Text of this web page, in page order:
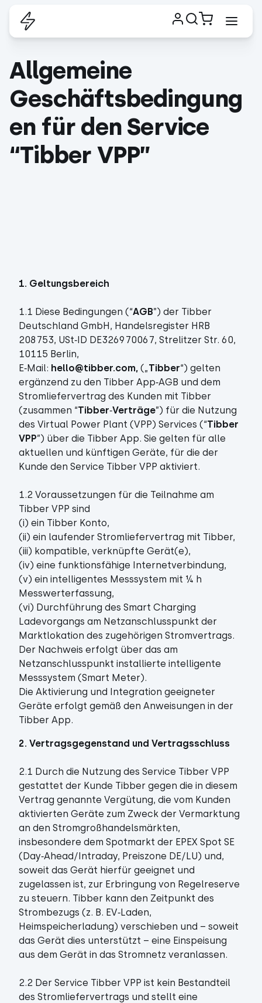
Allgemeine
Geschäftsbedingung
en für den Service
“Tibber VPP”
1. Geltungsbereich
1.1 Diese Bedingungen (“AGB”) der Tibber
Deutschland GmbH, Handelsregister HRB
208753, USt‑ID DE326970067, Strelitzer Str. 60,
10115 Berlin,
E‑Mail: hello@tibber.com, („Tibber“) gelten
ergänzend zu den Tibber App‑AGB und dem
Stromliefervertrag des Kunden mit Tibber
(zusammen “Tibber‑Verträge”) für die Nutzung
des Virtual Power Plant (VPP) Services (“Tibber
VPP”) über die Tibber App. Sie gelten für alle
aktuellen und künftigen Geräte, für die der
Kunde den Service Tibber VPP aktiviert.
1.2 Voraussetzungen für die Teilnahme am
Tibber VPP sind
(i) ein Tibber Konto,
(ii) ein laufender Stromliefervertrag mit Tibber,
(iii) kompatible, verknüpfte Gerät(e),
(iv) eine funktionsfähige Internetverbindung,
(v) ein intelligentes Messsystem mit ¼ h
Messwerterfassung,
(vi) Durchführung des Smart Charging
Ladevorgangs am Netzanschlusspunkt der
Marktlokation des zugehörigen Stromvertrags.
Der Nachweis erfolgt über das am
Netzanschlusspunkt installierte intelligente
Messsystem (Smart Meter).
Die Aktivierung und Integration geeigneter
Geräte erfolgt gemäß den Anweisungen in der
Tibber App.
2. Vertragsgegenstand und Vertragsschluss
2.1 Durch die Nutzung des Service Tibber VPP
gestattet der Kunde Tibber gegen die in diesem
Vertrag genannte Vergütung, die vom Kunden
aktivierten Geräte zum Zweck der Vermarktung
an den Stromgroßhandelsmärkten,
insbesondere dem Spotmarkt der EPEX Spot SE
(Day‑Ahead/Intraday, Preiszone DE/LU) und,
soweit das Gerät hierfür geeignet und
zugelassen ist, zur Erbringung von Regelreserve
zu steuern. Tibber kann den Zeitpunkt des
Strombezugs (z. B. EV‑Laden,
Heimspeicherladung) verschieben und – soweit
das Gerät dies unterstützt – eine Einspeisung
aus dem Gerät in das Stromnetz veranlassen.
2.2 Der Service Tibber VPP ist kein Bestandteil
des Stromliefervertrags und stellt eine